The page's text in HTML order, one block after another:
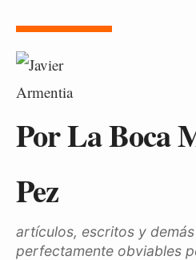
Por La Boca
Pez
artículos, escritos y
perfectamente obviables